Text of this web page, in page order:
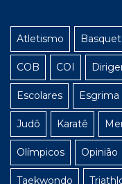
Atletismo
COB COI
Escolares Esgrima
Judô Karatê
Olímpicos Opinião
Taekwondo